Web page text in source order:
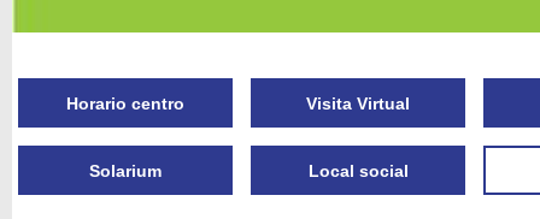
Horario centro Visita Virtual
Solarium Local social